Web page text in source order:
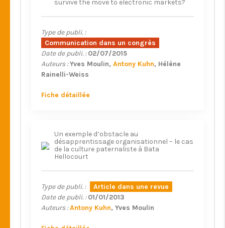
survive the move to electronic markets?
Type de publi. :
Communication dans un congrès
Date de publi. : 02/07/2015
Auteurs :Yves Moulin Antony Kuhn Hélène
Rainelli-Weiss
Fiche détaillée
Un exemple d’obstacle au
désapprentissage organisationnel – le cas
de la culture paternaliste à Bata
Hellocourt
Type de publi. :
Article dans une revue
Date de publi. : 01/01/2013
Auteurs :Antony Kuhn Yves Moulin